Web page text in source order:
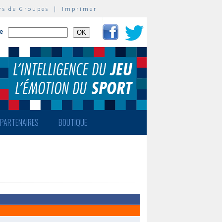
de Groupes | Imprimer
PARTENAIRES BOUTIQUE